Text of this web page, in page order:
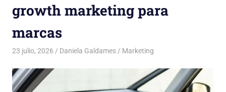
growth marketing para
marcas
23 julio, 2026 Daniela Galdames Marketing